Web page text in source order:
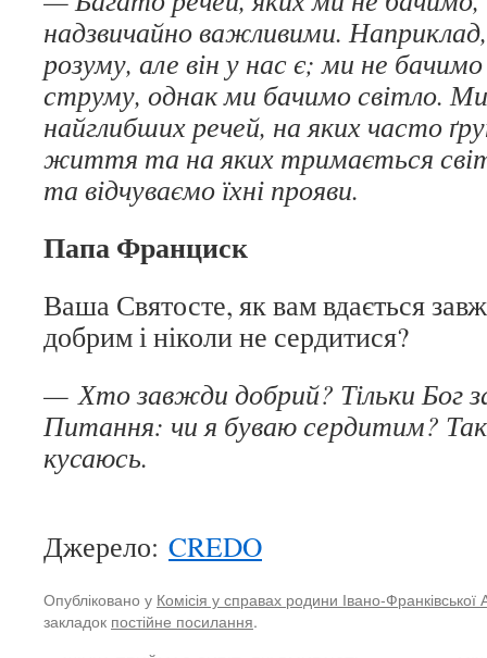
надзвичайно важливими.
розуму, але він у нас є; ми не
струму, однак ми бачимо світло.
найглибших речей, на яких часто
життя та на яких тримається
та відчуваємо їхні прояви.
Папа Франциск
Ваша Святосте, як вам вдається
добрим і ніколи не сердитися?
— Хто завжди добрий? Тільки Бог
Питання: чи я буваю сердитим? Так,
кусаюсь.
Джерело: CREDO
Опубліковано у Комісія у справах родини Івано-Франківської
закладок постійне посилання.